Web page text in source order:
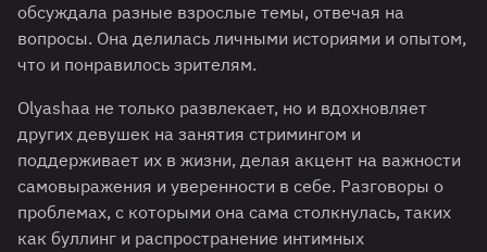
обсуждала разные взрослые темы, отвечая на
вопросы. Она делилась личными историями и опытом,
что и понравилось зрителям.
Olyashaa не только развлекает, но и вдохновляет
других девушек на занятия стримингом и
поддерживает их в жизни, делая акцент на важности
самовыражения и уверенности в себе. Разговоры о
проблемах, с которыми она сама столкнулась, таких
как буллинг и распространение интимных